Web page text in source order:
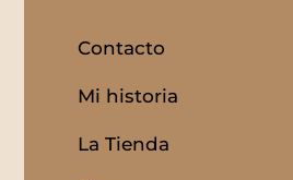
Contacto
Mi historia
La Tienda